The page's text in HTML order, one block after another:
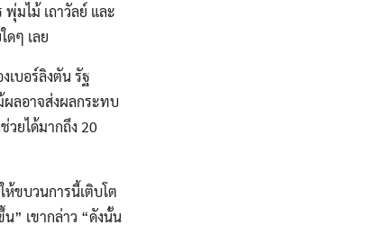
พุ่มไม้ เถาวัลย์ และ
ดๆ เลย
เบอร์ลิงตัน รัฐ
ผลอาจส่งผลกระทบ
วยได้มากถึง 20
ห้ขบวนการนี้เติบโต
” เขากล่าว “ดังนั้น